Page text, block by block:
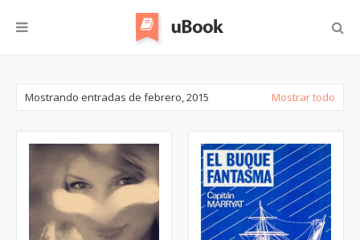
Mostrando entradas de febrero, 2015 Mostrar todo